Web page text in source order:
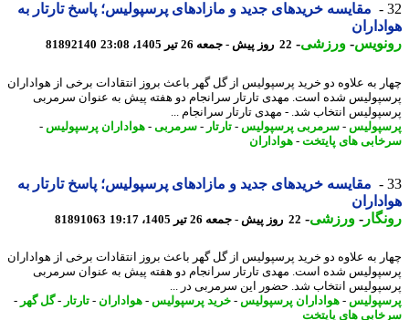
مقایسه خریدهای جدید و مازادهای پرسپولیس؛ پاسخ تارتار به
-ورزشی-22 روز پیش - جمعه 26 تیر 1405، 23:08 81892140
به علاوه دو خرید پرسپولیس از گل گهر باعث بروز انتقادات برخی از هواداران
شده است. ​مهدی تارتار سرانجام دو هفته پیش به عنوان سرمربی
انتخاب شد. - ​مهدی تارتار سرانجام ...
-سرمربی پرسپولیس-تارتار- سرمربی- هواداران پرسپولیس-
های پایتخت-هواداران
مقایسه خریدهای جدید و مازادهای پرسپولیس؛ پاسخ تارتار به
-ورزشی-22 روز پیش - جمعه 26 تیر 1405، 19:17 81891063
به علاوه دو خرید پرسپولیس از گل گهر باعث بروز انتقادات برخی از هواداران
شده است. ​مهدی تارتار سرانجام دو هفته پیش به عنوان سرمربی
انتخاب شد. حضور این سرمربی در ...
-هواداران پرسپولیس-خرید پرسپولیس-هواداران - تارتار- گل گهر-
های پایتخت